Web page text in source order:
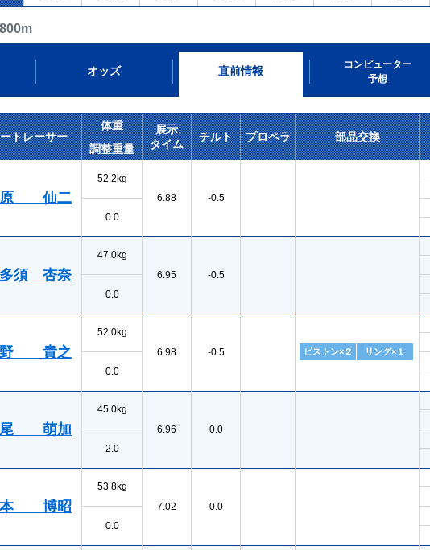
オッズ 直前情報
コンピューター
予想
トレーサー
体重
展示
タイム
チルト プロペラ 部品交換
調整重量
原 仙二
52.2kg
6.88
-0.5
0.0
須 杏奈
47.0kg
6.95
-0.5
0.0
野 貴之
52.0kg
6.98
-0.5 ピストン×２ リング×１
0.0
尾 萌加
45.0kg
6.96
0.0
2.0
本 博昭
53.8kg
7.02
0.0
0.0